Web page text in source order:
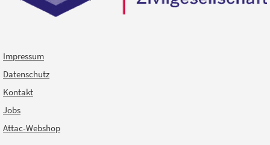
Impressum
Datenschutz
Kontakt
Jobs
Attac-Webshop